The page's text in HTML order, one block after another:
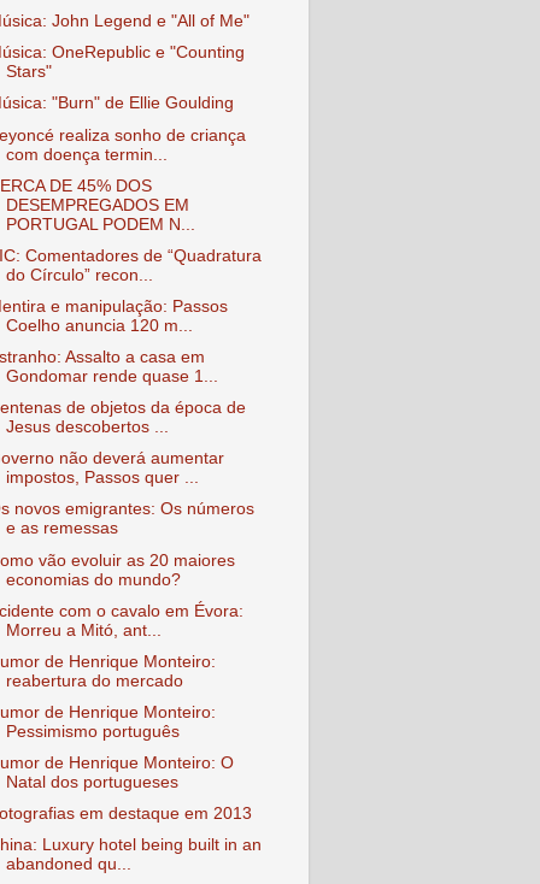
John Legend e "All of Me"
OneRepublic e "Counting
Stars"
"Burn" de Ellie Goulding
realiza sonho de criança
com doença termin...
DE 45% DOS
DESEMPREGADOS EM
PORTUGAL PODEM N...
Comentadores de “Quadratura
do Círculo” recon...
e manipulação: Passos
Coelho anuncia 120 m...
Assalto a casa em
Gondomar rende quase 1...
de objetos da época de
Jesus descobertos ...
não deverá aumentar
impostos, Passos quer ...
novos emigrantes: Os números
e as remessas
vão evoluir as 20 maiores
economias do mundo?
com o cavalo em Évora:
Morreu a Mitó, ant...
de Henrique Monteiro:
reabertura do mercado
de Henrique Monteiro:
Pessimismo português
de Henrique Monteiro: O
Natal dos portugueses
em destaque em 2013
Luxury hotel being built in an
abandoned qu...